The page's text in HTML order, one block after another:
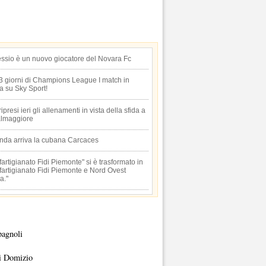
è un nuovo giocatore del Novara Fc
giorni di Champions League I match in
su Sky Sport!
ieri gli allenamenti in vista della sfida a
arriva la cubana Carcaces
Fidi Piemonte" si è trasformato in
Fidi Piemonte e Nord Ovest
Domizio